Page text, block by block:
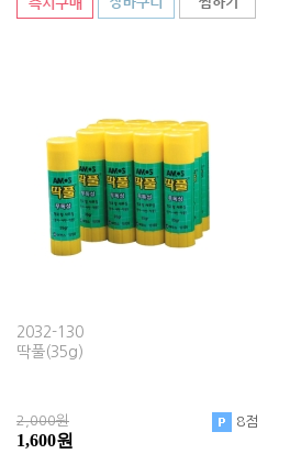
2032-130
딱풀(35g)
2,000원
1,600원
8점